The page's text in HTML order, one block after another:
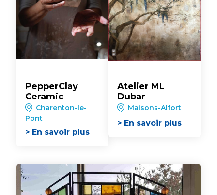
PepperClay
Ceramic
Charenton-le-
Pont
> En savoir plus
Atelier ML
Dubar
Maisons-Alfort
> En savoir plus